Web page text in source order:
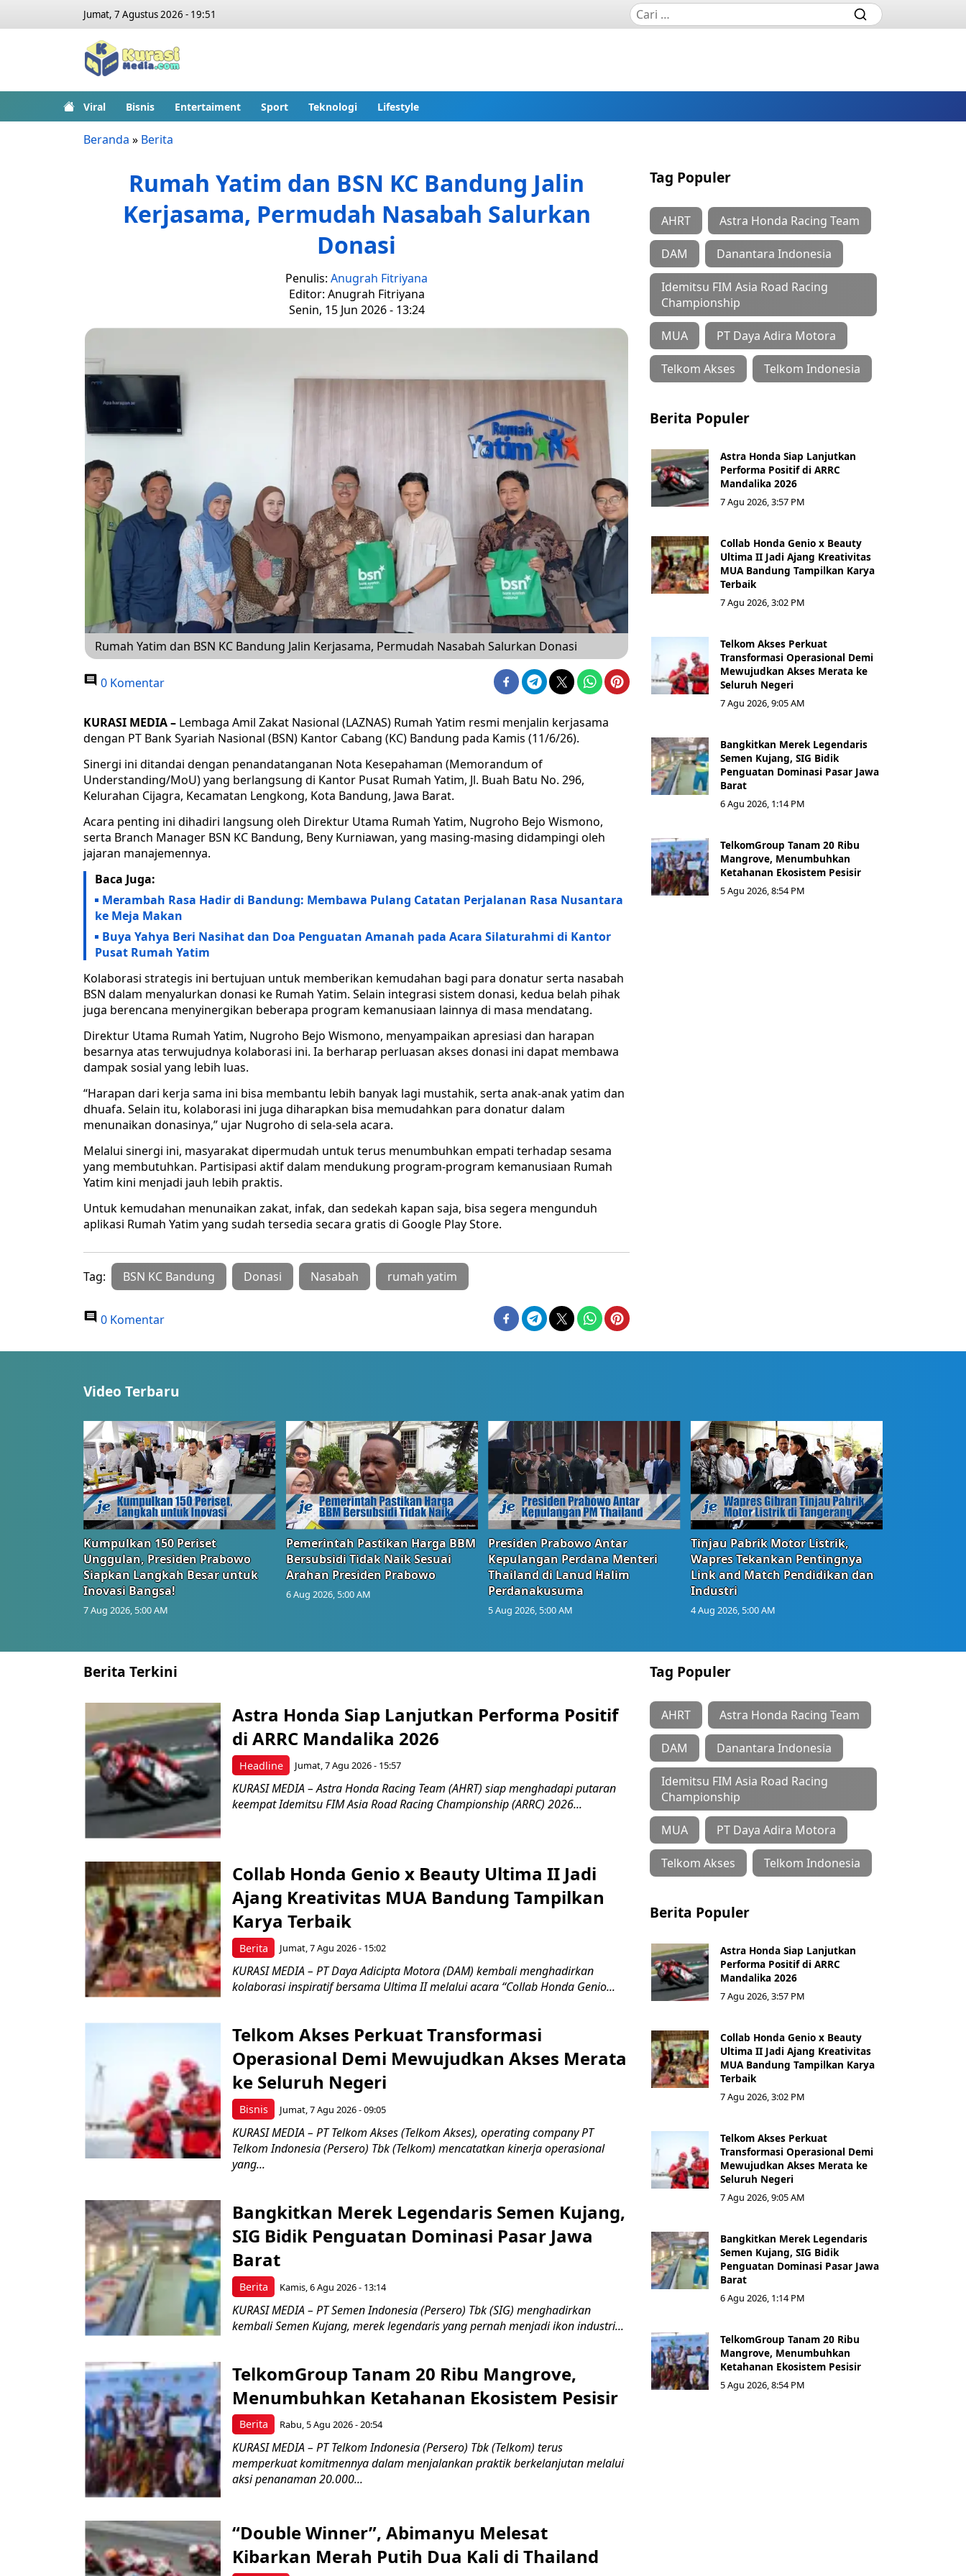
Jumat, 7 Agustus 2026 - 19:51
Viral Bisnis Entertaiment Sport Teknologi Lifestyle
Beranda » Berita
Rumah Yatim dan BSN KC Bandung Jalin
Kerjasama, Permudah Nasabah Salurkan
Donasi
Penulis: Anugrah Fitriyana
Editor: Anugrah Fitriyana
Senin, 15 Jun 2026 - 13:24
Rumah Yatim dan BSN KC Bandung Jalin Kerjasama, Permudah Nasabah Salurkan Donasi
0 Komentar
KURASI MEDIA – Lembaga Amil Zakat Nasional (LAZNAS) Rumah Yatim resmi menjalin kerjasama
dengan PT Bank Syariah Nasional (BSN) Kantor Cabang (KC) Bandung pada Kamis (11/6/26).
Sinergi ini ditandai dengan penandatanganan Nota Kesepahaman (Memorandum of
Understanding/MoU) yang berlangsung di Kantor Pusat Rumah Yatim, Jl. Buah Batu No. 296,
Kelurahan Cijagra, Kecamatan Lengkong, Kota Bandung, Jawa Barat.
Acara penting ini dihadiri langsung oleh Direktur Utama Rumah Yatim, Nugroho Bejo Wismono,
serta Branch Manager BSN KC Bandung, Beny Kurniawan, yang masing-masing didampingi oleh
jajaran manajemennya.
Baca Juga:
Merambah Rasa Hadir di Bandung: Membawa Pulang Catatan Perjalanan Rasa Nusantara
ke Meja Makan
Buya Yahya Beri Nasihat dan Doa Penguatan Amanah pada Acara Silaturahmi di Kantor
Pusat Rumah Yatim
Kolaborasi strategis ini bertujuan untuk memberikan kemudahan bagi para donatur serta nasabah
BSN dalam menyalurkan donasi ke Rumah Yatim. Selain integrasi sistem donasi, kedua belah pihak
juga berencana menyinergikan beberapa program kemanusiaan lainnya di masa mendatang.
Direktur Utama Rumah Yatim, Nugroho Bejo Wismono, menyampaikan apresiasi dan harapan
besarnya atas terwujudnya kolaborasi ini. Ia berharap perluasan akses donasi ini dapat membawa
dampak sosial yang lebih luas.
“Harapan dari kerja sama ini bisa membantu lebih banyak lagi mustahik, serta anak-anak yatim dan
dhuafa. Selain itu, kolaborasi ini juga diharapkan bisa memudahkan para donatur dalam
menunaikan donasinya,” ujar Nugroho di sela-sela acara.
Melalui sinergi ini, masyarakat dipermudah untuk terus menumbuhkan empati terhadap sesama
yang membutuhkan. Partisipasi aktif dalam mendukung program-program kemanusiaan Rumah
Yatim kini menjadi jauh lebih praktis.
Untuk kemudahan menunaikan zakat, infak, dan sedekah kapan saja, bisa segera mengunduh
aplikasi Rumah Yatim yang sudah tersedia secara gratis di Google Play Store.
Tag: BSN KC Bandung Donasi Nasabah rumah yatim
0 Komentar
Tag Populer
AHRT Astra Honda Racing Team
DAM Danantara Indonesia
Idemitsu FIM Asia Road Racing
Championship
MUA PT Daya Adira Motora
Telkom Akses Telkom Indonesia
Berita Populer
Astra Honda Siap Lanjutkan
Performa Positif di ARRC
Mandalika 2026
7 Agu 2026, 3:57 PM
Collab Honda Genio x Beauty
Ultima II Jadi Ajang Kreativitas
MUA Bandung Tampilkan Karya
Terbaik
7 Agu 2026, 3:02 PM
Telkom Akses Perkuat
Transformasi Operasional Demi
Mewujudkan Akses Merata ke
Seluruh Negeri
7 Agu 2026, 9:05 AM
Bangkitkan Merek Legendaris
Semen Kujang, SIG Bidik
Penguatan Dominasi Pasar Jawa
Barat
6 Agu 2026, 1:14 PM
TelkomGroup Tanam 20 Ribu
Mangrove, Menumbuhkan
Ketahanan Ekosistem Pesisir
5 Agu 2026, 8:54 PM
Video Terbaru
Kumpulkan 150 Periset
Unggulan, Presiden Prabowo
Siapkan Langkah Besar untuk
Inovasi Bangsa!
7 Aug 2026, 5:00 AM
Pemerintah Pastikan Harga BBM
Bersubsidi Tidak Naik Sesuai
Arahan Presiden Prabowo
6 Aug 2026, 5:00 AM
Presiden Prabowo Antar
Kepulangan Perdana Menteri
Thailand di Lanud Halim
Perdanakusuma
5 Aug 2026, 5:00 AM
Tinjau Pabrik Motor Listrik,
Wapres Tekankan Pentingnya
Link and Match Pendidikan dan
Industri
4 Aug 2026, 5:00 AM
Berita Terkini
Headline
Astra Honda Siap Lanjutkan Performa Positif
di ARRC Mandalika 2026
Jumat, 7 Agu 2026 - 15:57
KURASI MEDIA – Astra Honda Racing Team (AHRT) siap menghadapi putaran
keempat Idemitsu FIM Asia Road Racing Championship (ARRC) 2026...
Berita
Collab Honda Genio x Beauty Ultima II Jadi
Ajang Kreativitas MUA Bandung Tampilkan
Karya Terbaik
Jumat, 7 Agu 2026 - 15:02
KURASI MEDIA – PT Daya Adicipta Motora (DAM) kembali menghadirkan
kolaborasi inspiratif bersama Ultima II melalui acara “Collab Honda Genio...
Bisnis
Telkom Akses Perkuat Transformasi
Operasional Demi Mewujudkan Akses Merata
ke Seluruh Negeri
Jumat, 7 Agu 2026 - 09:05
KURASI MEDIA – PT Telkom Akses (Telkom Akses), operating company PT
Telkom Indonesia (Persero) Tbk (Telkom) mencatatkan kinerja operasional
yang...
Berita
Bangkitkan Merek Legendaris Semen Kujang,
SIG Bidik Penguatan Dominasi Pasar Jawa
Barat
Kamis, 6 Agu 2026 - 13:14
KURASI MEDIA – PT Semen Indonesia (Persero) Tbk (SIG) menghadirkan
kembali Semen Kujang, merek legendaris yang pernah menjadi ikon industri...
Berita
TelkomGroup Tanam 20 Ribu Mangrove,
Menumbuhkan Ketahanan Ekosistem Pesisir
Rabu, 5 Agu 2026 - 20:54
KURASI MEDIA – PT Telkom Indonesia (Persero) Tbk (Telkom) terus
memperkuat komitmennya dalam menjalankan praktik berkelanjutan melalui
aksi penanaman 20.000...
“Double Winner”, Abimanyu Melesat
Kibarkan Merah Putih Dua Kali di Thailand
Tag Populer
AHRT Astra Honda Racing Team
DAM Danantara Indonesia
Idemitsu FIM Asia Road Racing
Championship
MUA PT Daya Adira Motora
Telkom Akses Telkom Indonesia
Berita Populer
Astra Honda Siap Lanjutkan
Performa Positif di ARRC
Mandalika 2026
7 Agu 2026, 3:57 PM
Collab Honda Genio x Beauty
Ultima II Jadi Ajang Kreativitas
MUA Bandung Tampilkan Karya
Terbaik
7 Agu 2026, 3:02 PM
Telkom Akses Perkuat
Transformasi Operasional Demi
Mewujudkan Akses Merata ke
Seluruh Negeri
7 Agu 2026, 9:05 AM
Bangkitkan Merek Legendaris
Semen Kujang, SIG Bidik
Penguatan Dominasi Pasar Jawa
Barat
6 Agu 2026, 1:14 PM
TelkomGroup Tanam 20 Ribu
Mangrove, Menumbuhkan
Ketahanan Ekosistem Pesisir
5 Agu 2026, 8:54 PM